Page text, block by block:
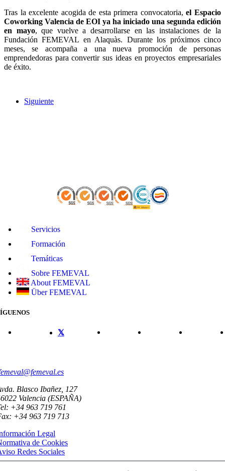
Tras la excelente acogida de esta primera convocatoria,el Espacio
Coworking Valencia de EOI ya ha iniciado una segunda edición
en mayo, que vuelve a desarrollarse en las instalaciones de la
Fundación FEMEVAL en Alaquàs. Durante los próximos cinco
meses, se acompaña a una nueva promoción de personas
emprendedoras para convertir sus ideas en proyectos empresariales
de éxito.
Siguiente
Servicios
Formación
Temáticas
Sobre FEMEVAL
About FEMEVAL
Über FEMEVAL
Blasco Ibañez, 127
Valencia (ESPAÑA)
+34 963 719 761
+34 963 719 713
Legal
de Cookies
Redes Sociales